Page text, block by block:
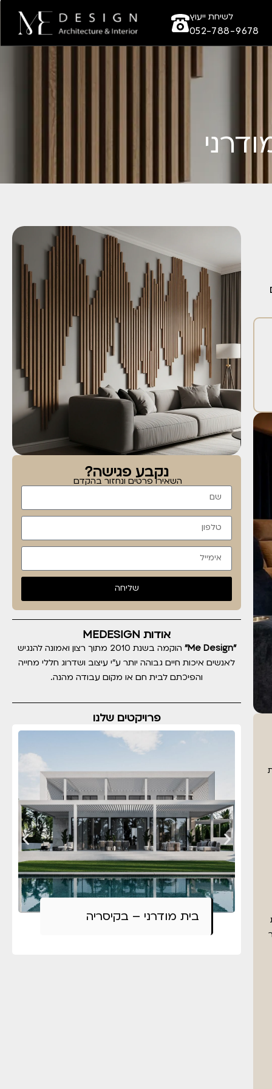
לשיחת ייעוץ
052-788-9678
נקבע פגישה?
השאירו פרטים ונחזור בהקדם
שליחה
אודות MEDESIGN
"Me Design"
הוקמה בשנת 2010 מתוך רצון ואמונה להנגיש
לאנשים איכות חיים גבוהה יותר ע"י עיצוב ושדרוג חללי מחייה
והפיכתם לבית חם או מקום עבודה מהנה.
פרויקטים שלנו
בית מודרני – בקיסריה